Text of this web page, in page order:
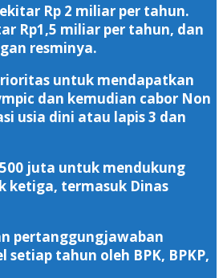
Rp 2 miliar per tahun.
Rp1,5 miliar per tahun, dan
resminya.
untuk mendapatkan
dan kemudian cabor Non
usia dini atau lapis 3 dan
juta untuk mendukung
ketiga, termasuk Dinas
pertanggungjawaban
tahun oleh BPK, BPKP,